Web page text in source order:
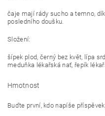
čaje mají rády sucho a temno,
posledního doušku.
Složení:
šípek plod, černý bez květ, lípa
meduňka lékařská nať, řepík
Hmotnost
Buďte první, kdo napíše